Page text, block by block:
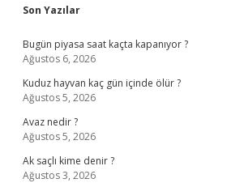
Sidebar
Son Yazılar
Bugün piyasa saat kaçta kapanıyor ?
Ağustos 6, 2026
Kuduz hayvan kaç gün içinde ölür ?
Ağustos 5, 2026
Avaz nedir ?
Ağustos 5, 2026
Ak saçlı kime denir ?
Ağustos 3, 2026